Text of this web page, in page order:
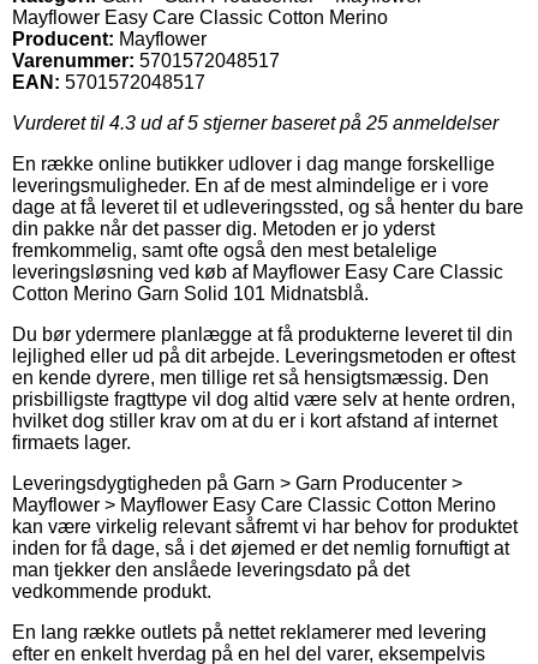
Mayflower Easy Care Classic Cotton Merino
Producent: Mayflower
Varenummer: 5701572048517
EAN: 5701572048517
Vurderet til 4.3 ud af 5 stjerner baseret på 25 anmeldelser
En række online butikker udlover i dag mange forskellige
leveringsmuligheder. En af de mest almindelige er i vore
dage at få leveret til et udleveringssted, og så henter du bare
din pakke når det passer dig. Metoden er jo yderst
fremkommelig, samt ofte også den mest betalelige
leveringsløsning ved køb af Mayflower Easy Care Classic
Cotton Merino Garn Solid 101 Midnatsblå.
Du bør ydermere planlægge at få produkterne leveret til din
lejlighed eller ud på dit arbejde. Leveringsmetoden er oftest
en kende dyrere, men tillige ret så hensigtsmæssig. Den
prisbilligste fragttype vil dog altid være selv at hente ordren,
hvilket dog stiller krav om at du er i kort afstand af internet
firmaets lager.
Leveringsdygtigheden på Garn > Garn Producenter >
Mayflower > Mayflower Easy Care Classic Cotton Merino
kan være virkelig relevant såfremt vi har behov for produktet
inden for få dage, så i det øjemed er det nemlig fornuftigt at
man tjekker den anslåede leveringsdato på det
vedkommende produkt.
En lang række outlets på nettet reklamerer med levering
efter en enkelt hverdag på en hel del varer, eksempelvis